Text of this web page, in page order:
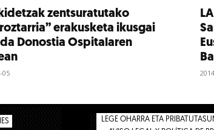
zentsuratutako
erakusketa ikusgai
Donostia Ospitalaren
05
LEGE OHARRA ETA